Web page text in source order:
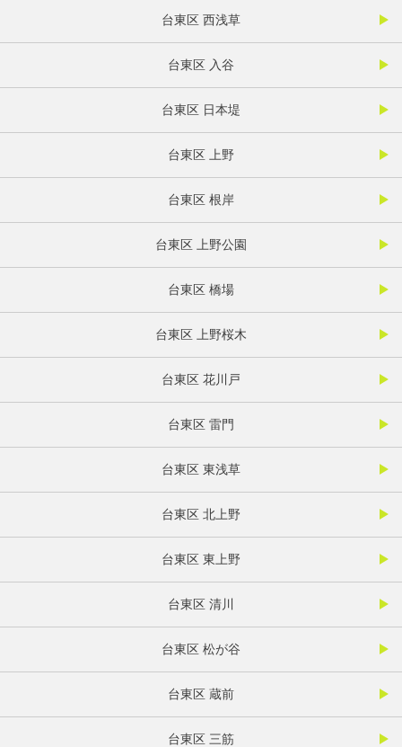
台東区 西浅草
台東区 入谷
台東区 日本堤
台東区 上野
台東区 根岸
台東区 上野公園
台東区 橋場
台東区 上野桜木
台東区 花川戸
台東区 雷門
台東区 東浅草
台東区 北上野
台東区 東上野
台東区 清川
台東区 松が谷
台東区 蔵前
台東区 三筋